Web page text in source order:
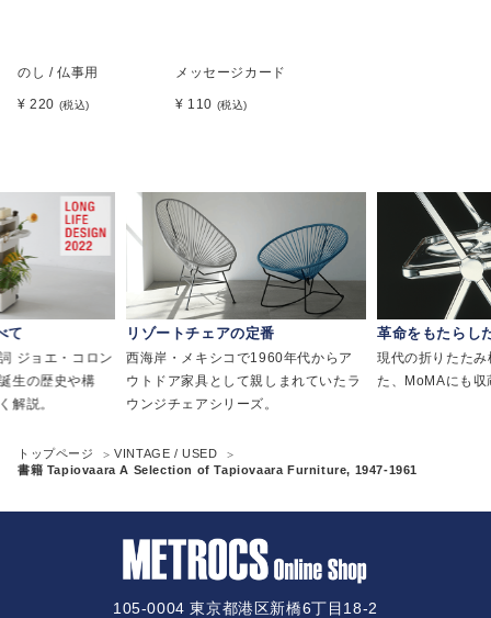
のし / 仏事用
¥ 220 (税込)
メッセージカード
¥ 110 (税込)
て
ジョエ・コロン
生の歴史や構
解説。
リゾートチェアの定番
西海岸・メキシコで1960年代からア
ウトドア家具として親しまれていたラ
ウンジチェアシリーズ。
革命をもたらし
現代の折りたた
た、MoMAにも収
トップページ
VINTAGE / USED
書籍 Tapiovaara A Selection of Tapiovaara Furniture, 1947-1961
105-0004 東京都港区新橋6丁目18-2